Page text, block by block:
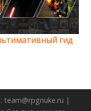
гид
|